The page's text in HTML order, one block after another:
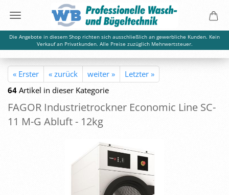
Die Angebote in diesem Shop richten sich ausschließlich an gewerbliche Kunden. Kein
Verkauf an Privatkunden. Alle Preise zuzüglich Mehrwertsteuer.
« Erster « zurück weiter »
Letzter »
64 Artikel in dieser Kategorie
FAGOR In­dus­trie­trock­ner Eco­no­mic Line SC-
11 M-G Ab­luft - 12kg